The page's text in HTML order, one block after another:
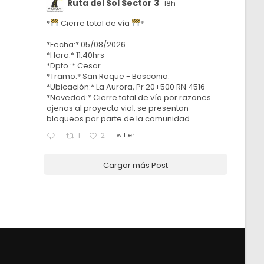
Ruta del Sol Sector 3 18h
* Cierre total de vía
*
*Fecha:* 05/08/2026
*Hora:* 11:40hrs
*Dpto.:* Cesar
*Tramo:* San Roque - Bosconia.
*Ubicación:* La Aurora, Pr 20+500 RN 4516
*Novedad:* Cierre total de vía por razones
ajenas al proyecto vial, se presentan
bloqueos por parte de la comunidad.
1 2 Twitter
Cargar más Post